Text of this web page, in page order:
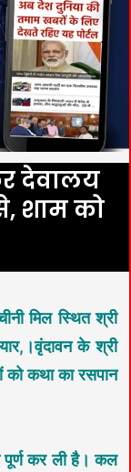
देवालय
शाम को
मिल स्थित श्री
के श्री
को कथा का रसपान
कर ली है। कल